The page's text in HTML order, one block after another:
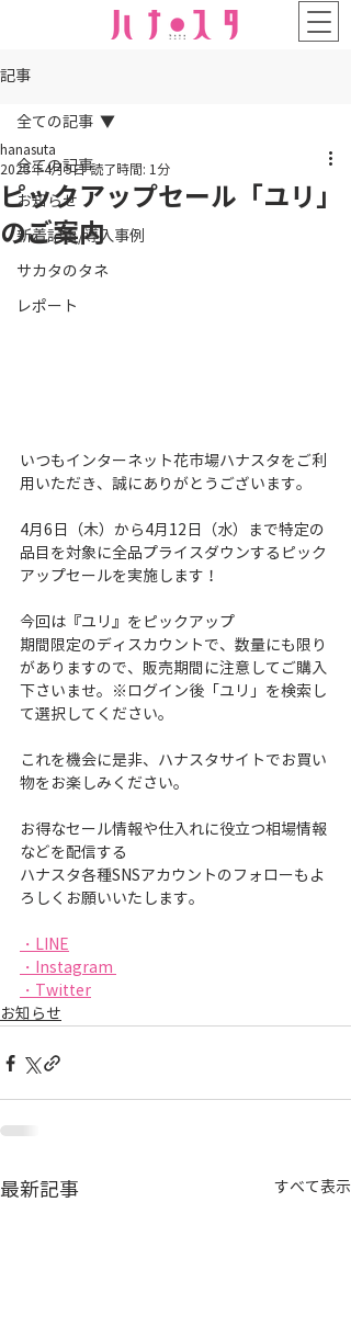
記事
全ての記事
お知らせ
新着記事/導入事例
サカタのタネ
レポート
全ての記事
ピックアップセール「ユリ」
のご案内
hanasuta
2023年4月5日 読了時間: 1分
いつもインターネット花市場ハナスタをご利
用いただき、誠にありがとうございます。
4月6日（木）から4月12日（水）まで特定の
品目を対象に全品プライスダウンするピック
アップセールを実施します！
今回は『ユリ』をピックアップ
期間限定のディスカウントで、数量にも限り
がありますので、販売期間に注意してご購入
下さいませ。※ログイン後「ユリ」を検索し
て選択してください。
これを機会に是非、ハナスタサイトでお買い
物をお楽しみください。
お得なセール情報や仕入れに役立つ相場情報
などを配信する
ハナスタ各種SNSアカウントのフォローもよ
ろしくお願いいたします。
・LINE
・Instagram
・Twitter
お知らせ
最新記事 すべて表示